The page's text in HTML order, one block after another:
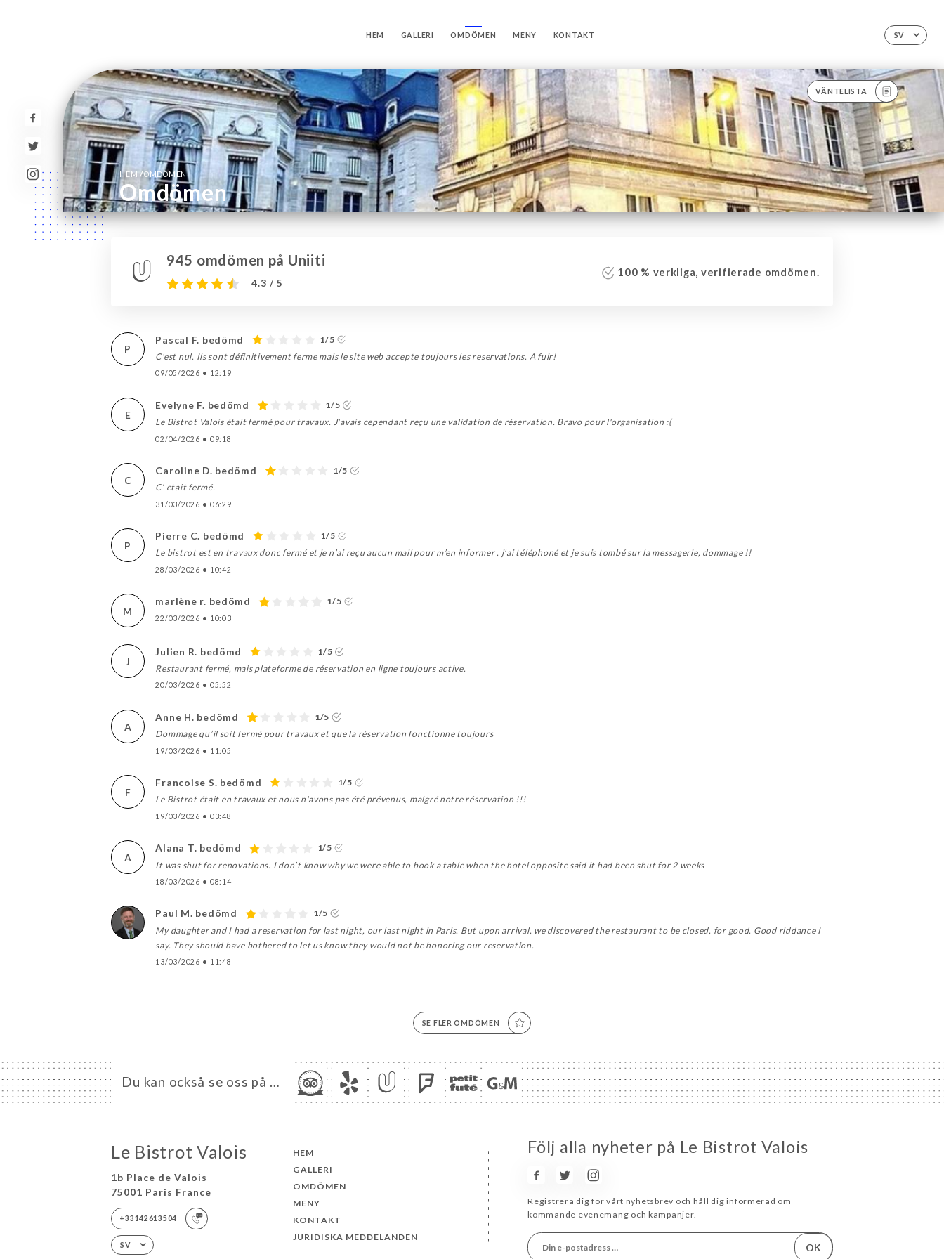
SV
HEM GALLERI OMDÖMEN MENY KONTAKT
VÄNTELISTA
HEM/OMDÖMEN
Omdömen
945 omdömen på Uniiti
4.3 / 5
100 % verkliga, verifierade omdömen.
P
Pascal F. bedömd
1/5
C'est nul. Ils sont définitivement ferme mais le site web accepte toujours les reservations. A fuir!
09/05/2026 • 12:19
E
Evelyne F. bedömd
1/5
Le Bistrot Valois était fermé pour travaux. J'avais cependant reçu une validation de réservation. Bravo pour l'organisation :(
02/04/2026 • 09:18
C
Caroline D. bedömd
1/5
C‘ etait fermé.
31/03/2026 • 06:29
P
Pierre C. bedömd
1/5
Le bistrot est en travaux donc fermé et je n’ai reçu aucun mail pour m’en informer , j’ai téléphoné et je suis tombé sur la messagerie, dommage !!
28/03/2026 • 10:42
M
marlène r. bedömd 1/5
22/03/2026 • 10:03
J
Julien R. bedömd
1/5
Restaurant fermé, mais plateforme de réservation en ligne toujours active.
20/03/2026 • 05:52
A
Anne H. bedömd
1/5
Dommage qu’il soit fermé pour travaux et que la réservation fonctionne toujours
19/03/2026 • 11:05
F
Francoise S. bedömd
1/5
Le Bistrot était en travaux et nous n'avons pas été prévenus, malgré notre réservation !!!
19/03/2026 • 03:48
A
Alana T. bedömd
1/5
It was shut for renovations. I don’t know why we were able to book a table when the hotel opposite said it had been shut for 2 weeks
18/03/2026 • 08:14
Paul M. bedömd
1/5
My daughter and I had a reservation for last night, our last night in Paris. But upon arrival, we discovered the restaurant to be closed, for good. Good riddance I
say. They should have bothered to let us know they would not be honoring our reservation.
13/03/2026 • 11:48
SE FLER OMDÖMEN
Du kan också se oss på …
Le Bistrot Valois
1b Place de Valois
75001 Paris France
+33142613504
SV
HEM
GALLERI
OMDÖMEN
MENY
KONTAKT
JURIDISKA MEDDELANDEN
Följ alla nyheter på Le Bistrot Valois
Registrera dig för vårt nyhetsbrev och håll dig informerad om
kommande evenemang och kampanjer.
OK